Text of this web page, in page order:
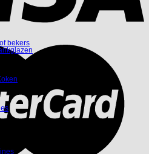
bekers